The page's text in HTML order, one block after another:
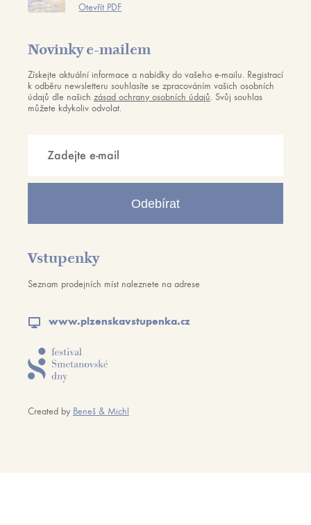
Otevřít PDF
Novinky e-mailem
Získejte aktuální informace a nabídky do vašeho e-mailu. Registrací
k odběru newsletteru souhlasíte se zpracováním vašich osobních
údajů dle našich zásad ochrany osobních údajů. Svůj souhlas
můžete kdykoliv odvolat.
Odebírat
Vstupenky
Seznam prodejních míst naleznete na adrese
www.plzenskavstupenka.cz
Created by Beneš & Michl